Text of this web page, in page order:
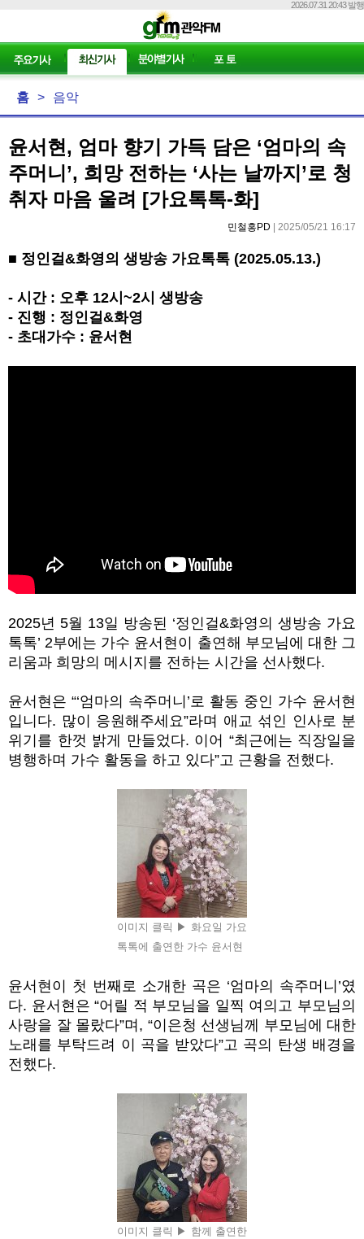
2026.07.31 20:43 발행
홈 > 음악
윤서현, 엄마 향기 가득 담은 ‘엄마의 속
주머니’, 희망 전하는 ‘사는 날까지’로 청
취자 마음 울려 [가요톡톡-화]
민철홍PD | 2025/05/21 16:17
■ 정인걸&화영의 생방송 가요톡톡 (2025.05.13.)
- 시간 : 오후 12시~2시 생방송
- 진행 : 정인걸&화영
- 초대가수 : 윤서현
2025년 5월 13일 방송된 ‘정인걸&화영의 생방송 가요
톡톡’ 2부에는 가수 윤서현이 출연해 부모님에 대한 그
리움과 희망의 메시지를 전하는 시간을 선사했다.
윤서현은 “‘엄마의 속주머니’로 활동 중인 가수 윤서현
입니다. 많이 응원해주세요”라며 애교 섞인 인사로 분
위기를 한껏 밝게 만들었다. 이어 “최근에는 직장일을
병행하며 가수 활동을 하고 있다”고 근황을 전했다.
이미지 클릭 ▶ 화요일 가요
톡톡에 출연한 가수 윤서현
윤서현이 첫 번째로 소개한 곡은 ‘엄마의 속주머니’였
다. 윤서현은 “어릴 적 부모님을 일찍 여의고 부모님의
사랑을 잘 몰랐다”며, “이은청 선생님께 부모님에 대한
노래를 부탁드려 이 곡을 받았다”고 곡의 탄생 배경을
전했다.
이미지 클릭 ▶ 함께 출연한